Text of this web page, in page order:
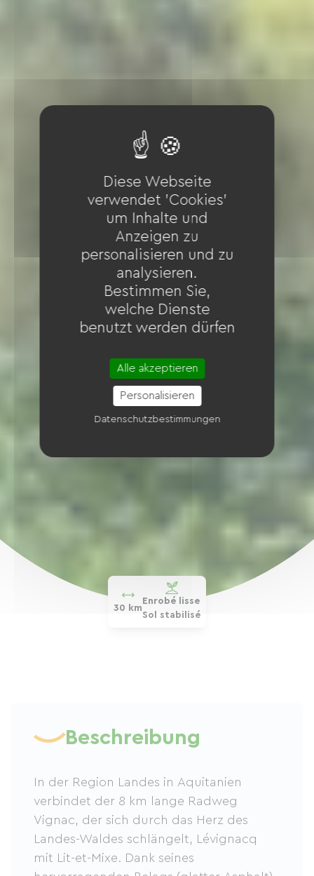
30 km
Enrobé lisse
Sol stabilisé
Beschreibung
In der Region Landes in Aquitanien
verbindet der 8 km lange Radweg
Vignac, der sich durch das Herz des
Landes-Waldes schlängelt, Lévignacq
mit Lit-et-Mixe. Dank seines
Diese Webseite
verwendet 'Cookies'
um Inhalte und
Anzeigen zu
personalisieren und zu
analysieren.
Bestimmen Sie,
welche Dienste
benutzt werden dürfen
Alle akzeptieren
Personalisieren
Datenschutzbestimmungen